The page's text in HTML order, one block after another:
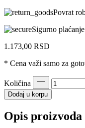
Povrat
Sigurno plaćanje
1.173,00 RSD
* Cena važi samo za
Količina
Dodaj u korpu
Opis proizvoda